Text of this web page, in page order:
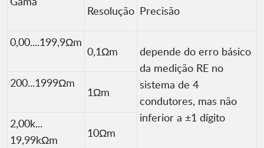
Resolução Precisão
0,00....199,9Ωm
0,1Ωm
depende do erro básico
da medição RE no
sistema de 4
condutores, mas não
inferior a ±1 dígito
200...1999Ωm
1Ωm
2,00k...
19,99kΩm
10Ωm